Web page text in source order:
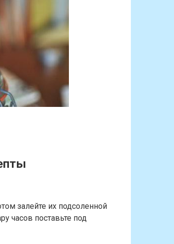
залейте их подсоленной
часов поставьте под